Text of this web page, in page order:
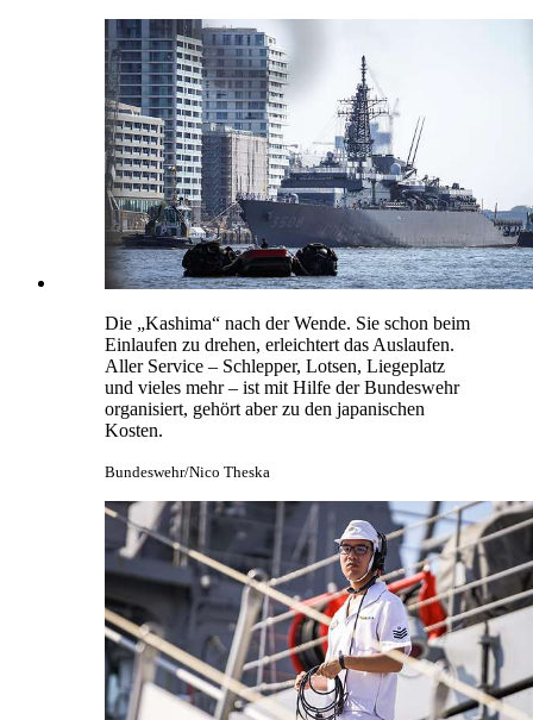
Die „Kashima“ nach der Wende. Sie schon beim
Einlaufen zu drehen, erleichtert das Auslaufen.
Aller Service – Schlepper, Lotsen, Liegeplatz
und vieles mehr – ist mit Hilfe der Bundeswehr
organisiert, gehört aber zu den japanischen
Kosten.
Bundeswehr/Nico Theska